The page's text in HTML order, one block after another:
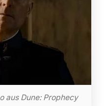
aus Dune: Prophecy